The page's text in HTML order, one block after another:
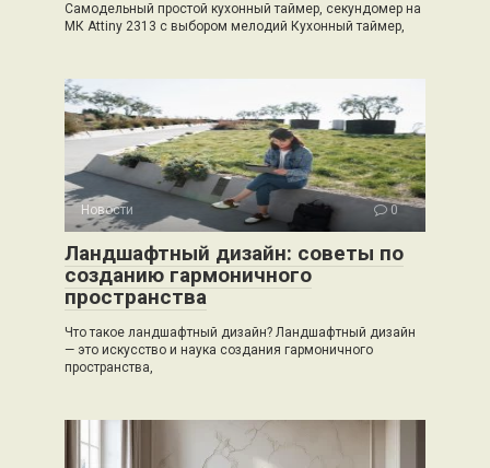
Самодельный простой кухонный таймер, секундомер на
МК Attiny 2313 с выбором мелодий Кухонный таймер,
Новости 0
Ландшафтный дизайн: советы по
созданию гармоничного
пространства
Что такое ландшафтный дизайн? Ландшафтный дизайн
— это искусство и наука создания гармоничного
пространства,